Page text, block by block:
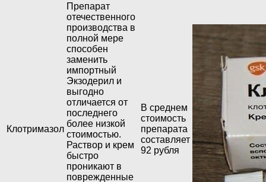
Клотримазол
Препарат
отечественного
производства в
полной мере
способен
заменить
импортный
Экзодерил и
выгодно
отличается от
последнего
более низкой
стоимостью.
Раствор и крем
быстро
проникают в
поврежденные
В среднем
стоимость
препарата
составляет
92 рубля